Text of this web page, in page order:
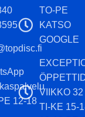
12-18
TO-PE
KATSO
GOOGLE
VIIKKO 32
TI-KE 15-